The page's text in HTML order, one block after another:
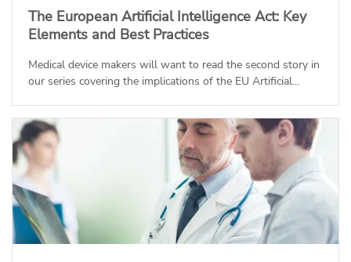
The European Artificial Intelligence Act: Key
Elements and Best Practices
Medical device makers will want to read the second story in
our series covering the implications of the EU Artificial...